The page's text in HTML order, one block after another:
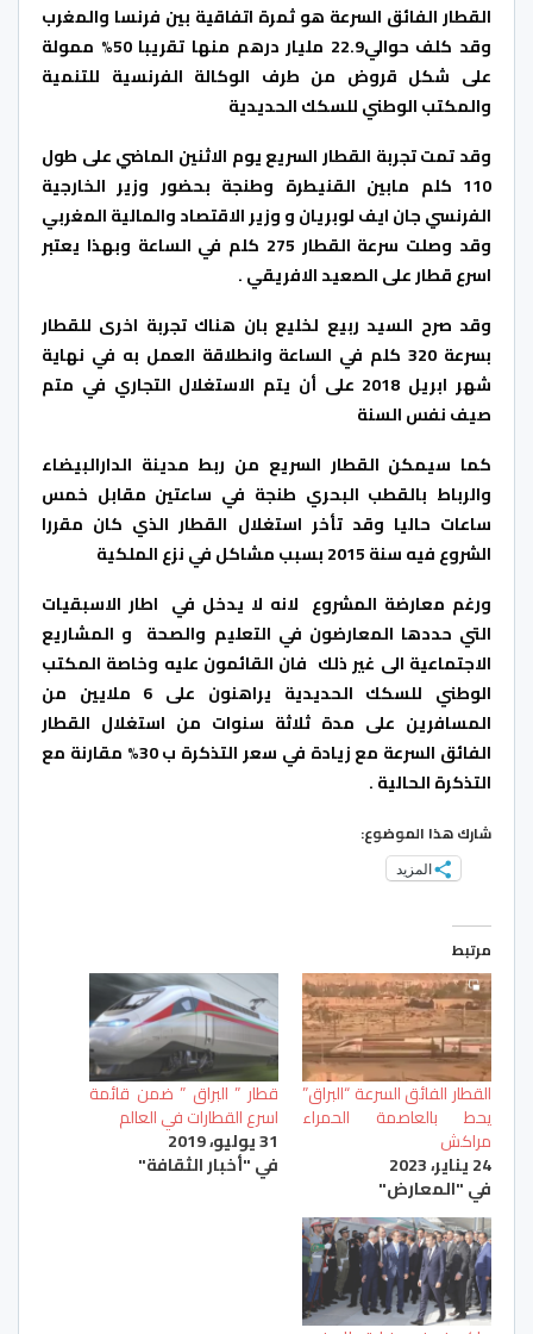
القطار الفائق السرعة هو ثمرة اتفاقية بين فرنسا والمغرب
وقد كلف حوالي22.9 مليار درهم منها تقريبا 50% ممولة
على شكل قروض من طرف الوكالة الفرنسية للتنمية
والمكتب الوطني للسكك الحديدية
وقد تمت تجربة القطار السريع يوم الاثنين الماضي على طول
110 كلم مابين القنيطرة وطنجة بحضور وزير الخارجية
الفرنسي جان ايف لوبريان و وزير الاقتصاد والمالية المغربي
وقد وصلت سرعة القطار 275 كلم في الساعة وبهذا يعتبر
اسرع قطار على الصعيد الافريقي .
وقد صرح السيد ربيع لخليع بان هناك تجربة اخرى للقطار
بسرعة 320 كلم في الساعة وانطلاقة العمل به في نهاية
شهر ابريل 2018 على أن يتم الاستغلال التجاري في متم
صيف نفس السنة
كما سيمكن القطار السريع من ربط مدينة الدارالبيضاء
والرباط بالقطب البحري طنجة في ساعتين مقابل خمس
ساعات حاليا وقد تأخر استغلال القطار الذي كان مقررا
الشروع فيه سنة 2015 بسبب مشاكل في نزع الملكية
ورغم معارضة المشروع لانه لا يدخل في اطار الاسبقيات
التي حددها المعارضون في التعليم والصحة و المشاريع
الاجتماعية الى غير ذلك فان القائمون عليه وخاصة المكتب
الوطني للسكك الحديدية يراهنون على 6 ملايين من
المسافرين على مدة ثلاثة سنوات من استغلال القطار
الفائق السرعة مع زيادة في سعر التذكرة ب 30% مقارنة مع
التذكرة الحالية .
شارك هذا الموضوع:
المزيد
مرتبط
القطار الفائق السرعة “البراق”
يحط بالعاصمة الحمراء
مراكش
24 يناير، 2023
في "المعارض"
قطار ” البراق ” ضمن قائمة
اسرع القطارات في العالم
31 يوليو، 2019
في "أخبار الثقافة"